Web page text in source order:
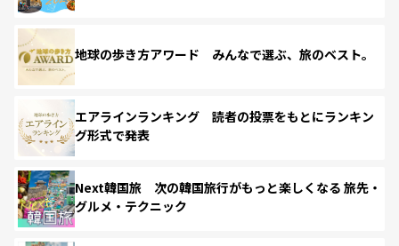
地球の歩き方アワード みんなで選ぶ、旅のベスト。
エアラインランキング 読者の投票をもとにランキン
グ形式で発表
Next韓国旅 次の韓国旅行がもっと楽しくなる 旅先・
グルメ・テクニック